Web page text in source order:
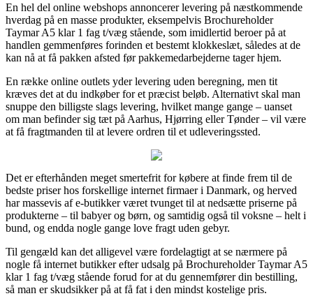
En hel del online webshops annoncerer levering på næstkommende
hverdag på en masse produkter, eksempelvis Brochureholder
Taymar A5 klar 1 fag t/væg stående, som imidlertid beroer på at
handlen gemmenføres forinden et bestemt klokkeslæt, således at de
kan nå at få pakken afsted før pakkemedarbejderne tager hjem.
En række online outlets yder levering uden beregning, men tit
kræves det at du indkøber for et præcist beløb. Alternativt skal man
snuppe den billigste slags levering, hvilket mange gange – uanset
om man befinder sig tæt på Aarhus, Hjørring eller Tønder – vil være
at få fragtmanden til at levere ordren til et udleveringssted.
Det er efterhånden meget smertefrit for købere at finde frem til de
bedste priser hos forskellige internet firmaer i Danmark, og herved
har massevis af e-butikker været tvunget til at nedsætte priserne på
produkterne – til babyer og børn, og samtidig også til voksne – helt i
bund, og endda nogle gange love fragt uden gebyr.
Til gengæld kan det alligevel være fordelagtigt at se nærmere på
nogle få internet butikker efter udsalg på Brochureholder Taymar A5
klar 1 fag t/væg stående forud for at du gennemfører din bestilling,
så man er skudsikker på at få fat i den mindst kostelige pris.